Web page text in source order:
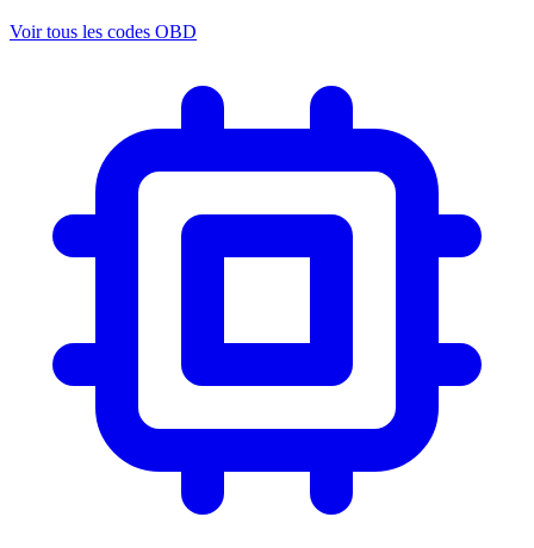
Voir tous les codes OBD